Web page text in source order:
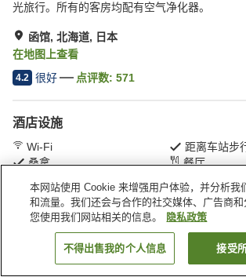
光旅行。所有的客房均配有空气净化器。
函馆, 北海道, 日本
在地图上查看
4.2 很好 点评数: 571
酒店设施
Wi-Fi
距离车站步
桑拿
餐厅
首页 日本 北海道
函馆
函馆天然温泉 函馆站前格兰蒂亚路线酒店
搜索客房
本网站使用 Cookie 来增强用户体验，并分析我
和流量。我们还会与合作的社交媒体、广告商
您使用我们网站相关的信息。
隐私政策
不得出售我的个人信息 接受